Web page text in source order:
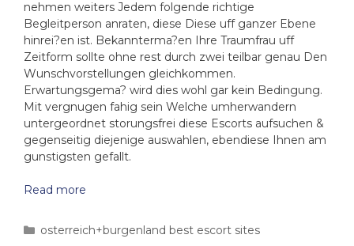
nehmen weiters Jedem folgende richtige
Begleitperson anraten, diese Diese uff ganzer Ebene
hinrei?en ist. Bekannterma?en Ihre Traumfrau uff
Zeitform sollte ohne rest durch zwei teilbar genau Den
Wunschvorstellungen gleichkommen.
Erwartungsgema? wird dies wohl gar kein Bedingung.
Mit vergnugen fahig sein Welche umherwandern
untergeordnet storungsfrei diese Escorts aufsuchen &
gegenseitig diejenige auswahlen, ebendiese Ihnen am
gunstigsten gefallt.
Read more
osterreich+burgenland best escort sites